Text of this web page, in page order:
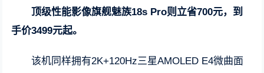
顶级性能影像旗舰魅族18s Pro则立省700元，到
手价3499元起。
该机同样拥有2K+120Hz三星AMOLED E4微曲面